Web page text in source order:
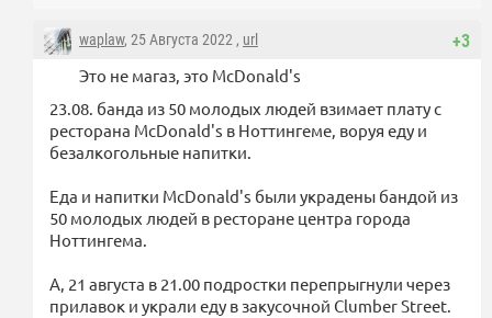
+3
waplaw, 25 Августа 2022 , url
Это не магаз, это McDonald's
23.08. банда из 50 молодых людей взимает плату с
ресторана McDonald's в Ноттингеме, воруя еду и
безалкогольные напитки.
Еда и напитки McDonald's были украдены бандой из
50 молодых людей в ресторане центра города
Ноттингема.
А, 21 августа в 21.00 подростки перепрыгнули через
прилавок и украли еду в закусочной Clumber Street.